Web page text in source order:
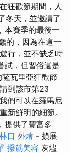
狂歡節期間，人
冬天，並邀請了
本賽季的最後一
的，因為在這一
行，並不缺乏時
試，但習俗還是
瓦里亞狂歡節
到該市第23
們可以在羅馬尼
新鮮明的細節。
提供了豐富多
林口 外燴 - 擴展
撥筋美容 灰燼